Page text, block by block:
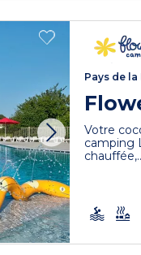
Pays de la
Votre
camping